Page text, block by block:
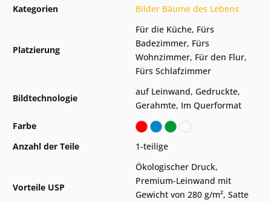
Kategorien Bilder Bäume des Lebens
Platzierung
Für die Küche, Fürs
Badezimmer, Fürs
Wohnzimmer, Für den Flur,
Fürs Schlafzimmer
Bildtechnologie
auf Leinwand, Gedruckte,
Gerahmte, Im Querformat
Farbe
Anzahl der Teile
1-teilige
Vorteile USP
Ökologischer Druck,
Premium-Leinwand mit
Gewicht von 280 g/m², Satte